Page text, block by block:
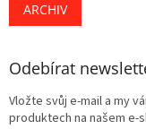
ARCHIV
Odebírat
Vložte svůj e-mail a my
produktech na našem e-